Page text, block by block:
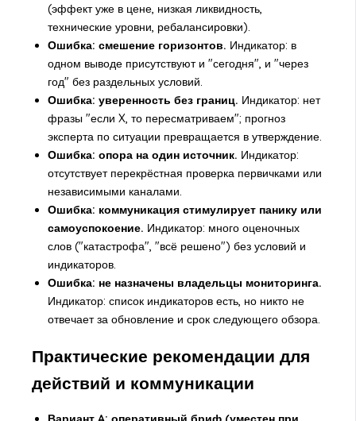
(эффект уже в цене, низкая ликвидность,
технические уровни, ребалансировки).
Ошибка: смешение горизонтов. Индикатор: в
одном выводе присутствуют и "сегодня", и "через
год" без раздельных условий.
Ошибка: уверенность без границ. Индикатор: нет
фразы "если X, то пересматриваем"; прогноз
эксперта по ситуации превращается в утверждение.
Ошибка: опора на один источник. Индикатор:
отсутствует перекрёстная проверка первичками или
независимыми каналами.
Ошибка: коммуникация стимулирует панику или
самоуспокоение. Индикатор: много оценочных
слов ("катастрофа", "всё решено") без условий и
индикаторов.
Ошибка: не назначены владельцы мониторинга.
Индикатор: список индикаторов есть, но никто не
отвечает за обновление и срок следующего обзора.
Практические рекомендации для
действий и коммуникации